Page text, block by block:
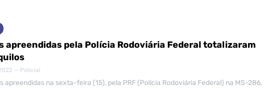
apreendidas pela Polícia Rodoviária Federal totalizaram
— Policial
apreendidas na sexta-feira (15), pela PRF (Polícia Rodoviária Federal) na MS-286,